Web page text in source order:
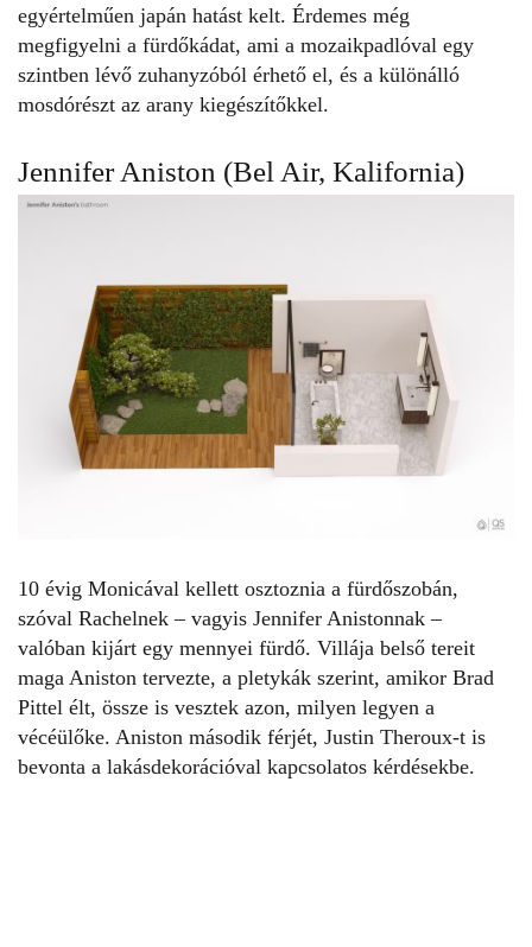
egyértelműen japán hatást kelt. Érdemes még
megfigyelni a fürdőkádat, ami a mozaikpadlóval egy
szintben lévő zuhanyzóból érhető el, és a különálló
mosdórészt az arany kiegészítőkkel.
Jennifer Aniston (Bel Air, Kalifornia)
10 évig Monicával kellett osztoznia a fürdőszobán,
szóval Rachelnek – vagyis Jennifer Anistonnak –
valóban kijárt egy mennyei fürdő. Villája belső tereit
maga Aniston tervezte, a pletykák szerint, amikor Brad
Pittel élt, össze is vesztek azon, milyen legyen a
vécéülőke. Aniston második férjét, Justin Theroux-t is
bevonta a lakásdekorációval kapcsolatos kérdésekbe.